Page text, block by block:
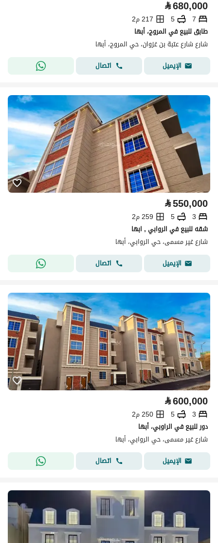
⃁680,000
7
5
217 م2
طابق للبيع في المروج، أبها
شارع شارع عتبة بن غزوان، حي المروج، أبها
الإيميل
اتصال
⃁550,000
3
5
259 م2
شقه للبيع في الروابي , ابها
شارع غير مسمى، حي الروابي، أبها
الإيميل
اتصال
⃁600,000
3
5
250 م2
دور للبيع في الراوبي، أبها
شارع غير مسمى، حي الروابي، أبها
الإيميل
اتصال